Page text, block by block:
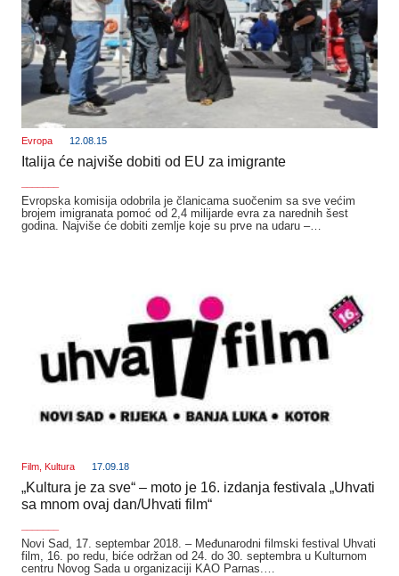
Evropa 12.08.15
Italija će najviše dobiti od EU za imigrante
Evropska komisija odobrila je članicama suočenim sa sve većim
brojem imigranata pomoć od 2,4 milijarde evra za narednih šest
godina. Najviše će dobiti zemlje koje su prve na udaru –…
Film Kultura 17.09.18
„Kultura je za sve“ – moto je 16. izdanja festivala „Uhvati
sa mnom ovaj dan/Uhvati film“
Novi Sad, 17. septembar 2018. – Međunarodni filmski festival Uhvati
film, 16. po redu, biće održan od 24. do 30. septembra u Kulturnom
centru Novog Sada u organizaciji KAO Parnas.…